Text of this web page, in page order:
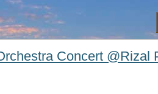
Concert @Rizal